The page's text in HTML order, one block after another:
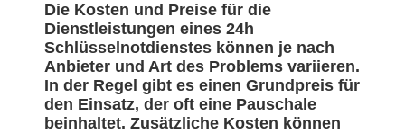
Die Kosten und Preise für die
Dienstleistungen eines 24h
Schlüsselnotdienstes können je nach
Anbieter und Art des Problems variieren.
In der Regel gibt es einen Grundpreis für
den Einsatz, der oft eine Pauschale
beinhaltet. Zusätzliche Kosten können